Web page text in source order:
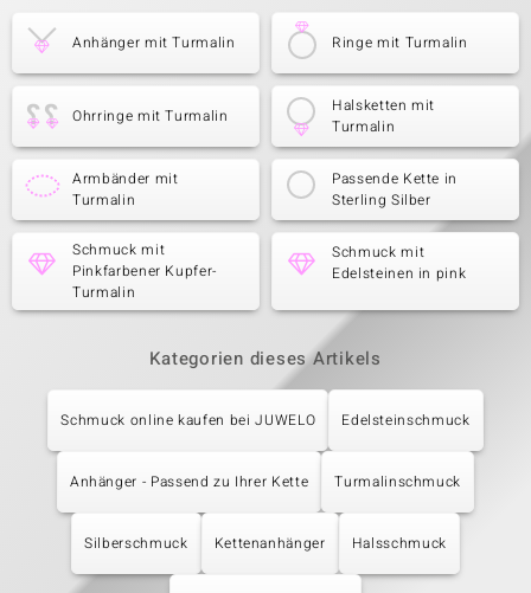
Anhänger mit Turmalin Ringe mit Turmalin
Ohrringe mit Turmalin
Halsketten mit
Turmalin
Armbänder mit
Turmalin
Passende Kette in
Sterling Silber
Schmuck mit
Pinkfarbener Kupfer-
Turmalin
Schmuck mit
Edelsteinen in pink
Kategorien dieses Artikels
Schmuck online kaufen bei JUWELO Edelsteinschmuck
Anhänger - Passend zu Ihrer Kette Turmalinschmuck
Silberschmuck Kettenanhänger Halsschmuck